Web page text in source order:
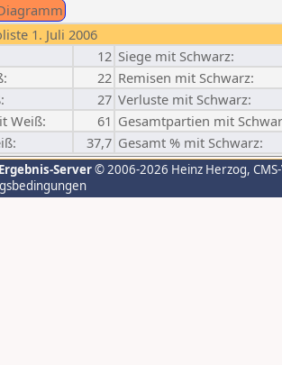
1. Juli 2006
12 Siege mit Schwarz:
22 Remisen mit Schwarz:
27 Verluste mit Schwarz:
Weiß:
61 Gesamtpartien mit
37,7 Gesamt % mit Schwarz:
Server© 2006-2026 Heinz Herzog,